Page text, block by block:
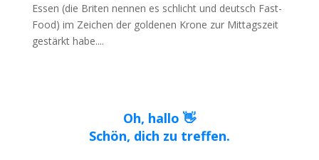
Essen (die Briten nennen es schlicht und deutsch Fast-
Food) im Zeichen der goldenen Krone zur Mittagszeit
gestärkt habe....
Oh, hallo 👋
Schön, dich zu treffen.